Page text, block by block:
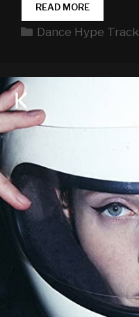
READ MOREDANCE
HYPE
TRACKS
Kategorien
Dance Hype